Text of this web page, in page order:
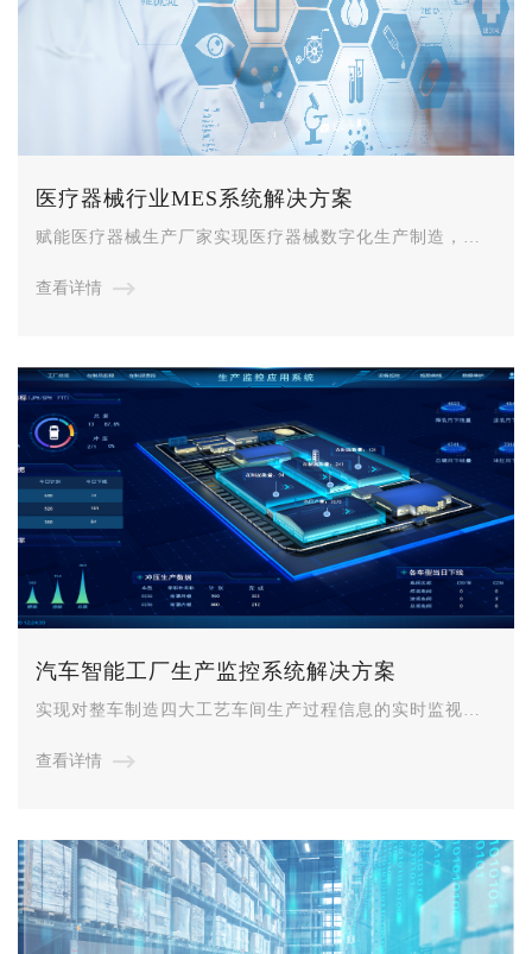
医疗器械行业MES系统解决方案
赋能医疗器械生产厂家实现医疗器械数字化生产制造，解
查看详情
汽车智能工厂生产监控系统解决方案
实现对整车制造四大工艺车间生产过程信息的实时监视与
议。
查看详情